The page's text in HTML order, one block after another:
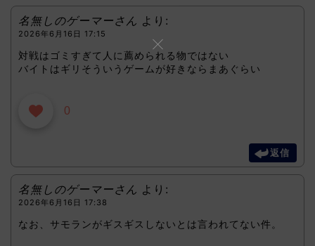
名無しのゲーマーさん より:
2026年6月16日 17:15
対戦はゴミすぎて人に薦められる物ではない
バイトはギリそういうゲームが好きならまあぐらい
0
返信
名無しのゲーマーさん より:
2026年6月16日 17:38
なお、サモランがギスギスしないとは言われてない件。